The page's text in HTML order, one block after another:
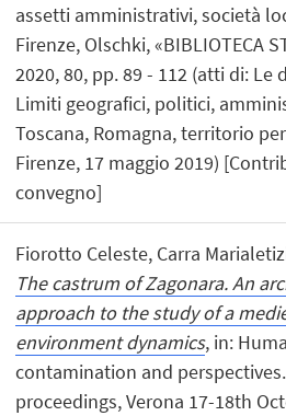
assetti amministrativi, società
Firenze, Olschki, «BIBLIOTECA
2020, 80, pp. 89 - 112 (atti di:
Limiti geografici, politici,
Toscana, Romagna, territorio
Firenze, 17 maggio 2019)
convegno]
Fiorotto Celeste, Carra
The castrum of Zagonara. An
approach to the study of a
environment dynamics, in:
contamination and
proceedings, Verona 17-18th